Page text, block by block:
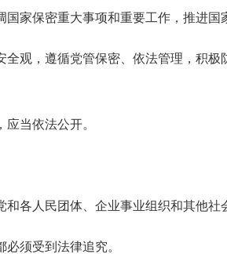
家保密重大事项和重要工作，推进国
观，遵循党管保密、依法管理，积
当依法公开。
各人民团体、企业事业组织和其他社
须受到法律追究。